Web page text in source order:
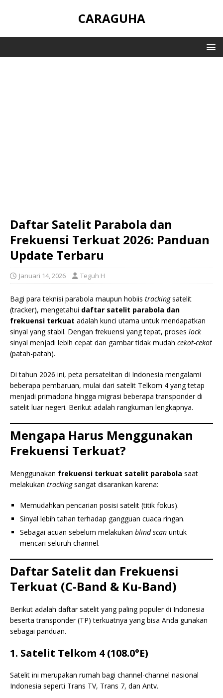
CARAGUHA
Daftar Satelit Parabola dan
Frekuensi Terkuat 2026: Panduan
Update Terbaru
Januari 14, 2026 Teguh H
Bagi para teknisi parabola maupun hobiis trackingsatelit
(tracker), mengetahui daftar satelit parabola dan
frekuensi terkuat adalah kunci utama untuk mendapatkan
sinyal yang stabil. Dengan frekuensi yang tepat, proses lock
sinyal menjadi lebih cepat dan gambar tidak mudah cekot-cekot
(patah-patah).
Di tahun 2026 ini, peta persatelitan di Indonesia mengalami
beberapa pembaruan, mulai dari satelit Telkom 4 yang tetap
menjadi primadona hingga migrasi beberapa transponder di
satelit luar negeri. Berikut adalah rangkuman lengkapnya.
Mengapa Harus Menggunakan
Frekuensi Terkuat?
Menggunakan frekuensi terkuat satelit parabola saat
melakukan trackingsangat disarankan karena:
Memudahkan pencarian posisi satelit (titik fokus).
Sinyal lebih tahan terhadap gangguan cuaca ringan.
Sebagai acuan sebelum melakukan blind scan untuk
mencari seluruh channel.
Daftar Satelit dan Frekuensi
Terkuat (C-Band & Ku-Band)
Berikut adalah daftar satelit yang paling populer di Indonesia
beserta transponder (TP) terkuatnya yang bisa Anda gunakan
sebagai panduan.
1. Satelit Telkom 4 (108.0°E)
Satelit ini merupakan rumah bagi channel-channel nasional
Indonesia seperti Trans TV, Trans 7, dan Antv.